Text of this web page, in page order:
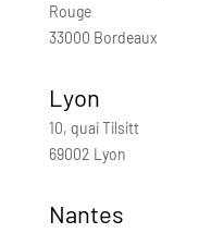
Rouge
33000 Bordeaux
Lyon
10, quai Tilsitt
69002 Lyon
Nantes